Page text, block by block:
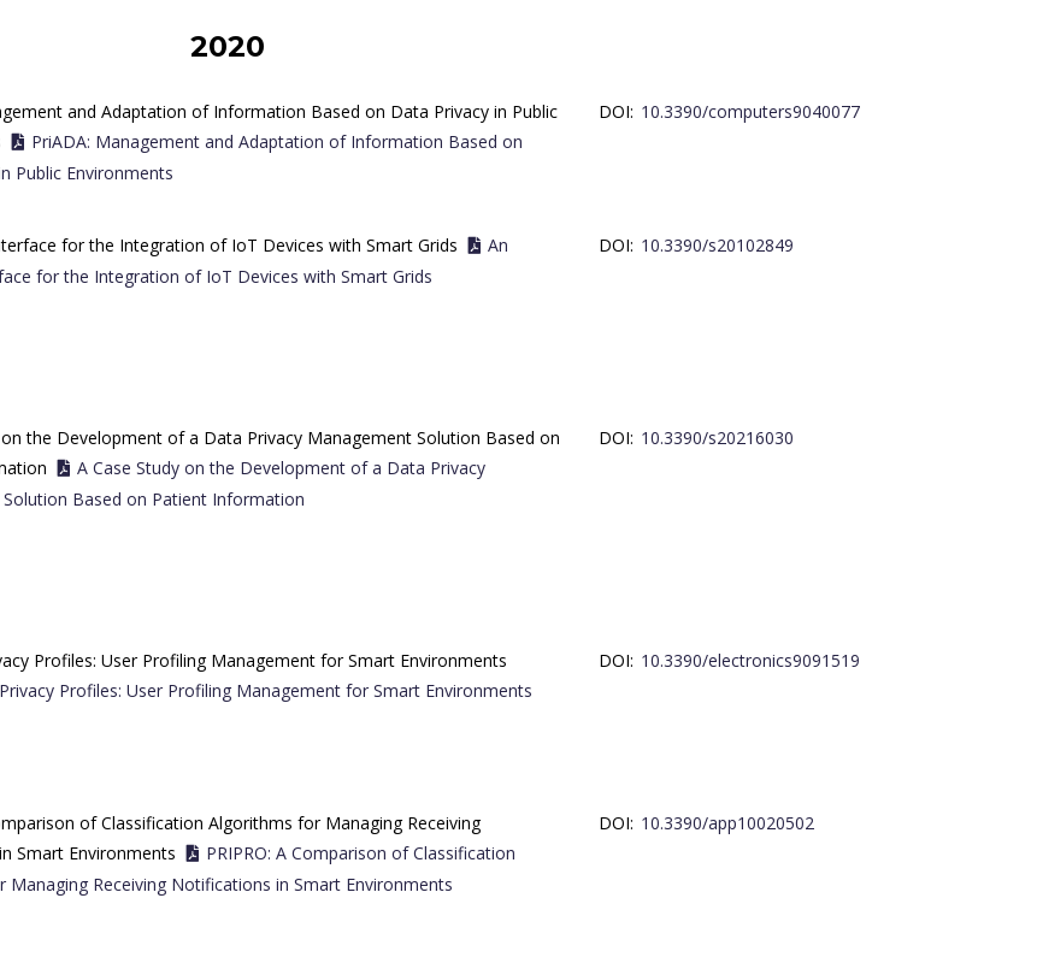
2020
and Adaptation of Information Based on Data Privacy in Public
PriADA: Management and Adaptation of Information Based on
Public Environments
DOI: 10.3390/computers9040077
for the Integration of IoT Devices with Smart Grids
An
for the Integration of IoT Devices with Smart Grids
DOI: 10.3390/s20102849
on the Development of a Data Privacy Management Solution Based on
A Case Study on the Development of a Data Privacy
Based on Patient Information
DOI: 10.3390/s20216030
Profiles: User Profiling Management for Smart Environments
Profiles: User Profiling Management for Smart Environments
DOI: 10.3390/electronics9091519
of Classification Algorithms for Managing Receiving
Smart Environments
PRIPRO: A Comparison of Classification
Managing Receiving Notifications in Smart Environments
DOI: 10.3390/app10020502